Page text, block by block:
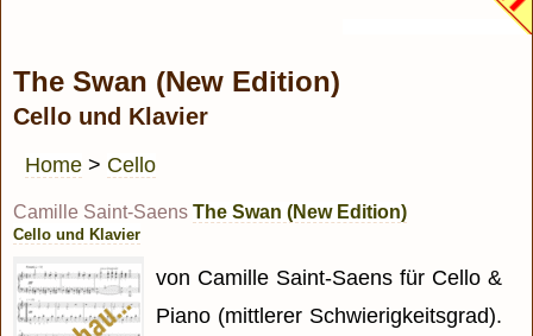
The Swan (New Edition)
Cello und Klavier
Home > Cello
Camille Saint-Saens The Swan (New Edition)
Cello und Klavier
von Camille Saint-Saens für Cello &
Piano (mittlerer Schwierigkeitsgrad).